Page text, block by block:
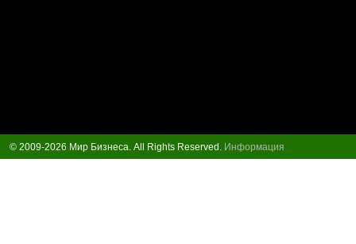
© 2009-2026 Мир Бизнеса. All Rights Reserved. Информация